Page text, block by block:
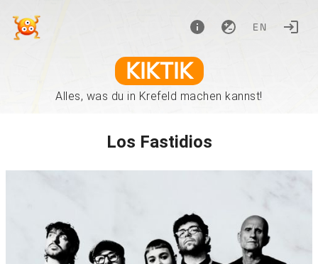
EN
KIKTIK
Alles, was du in Krefeld machen kannst!
Los Fastidios